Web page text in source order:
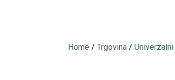
Home /Trgovina /